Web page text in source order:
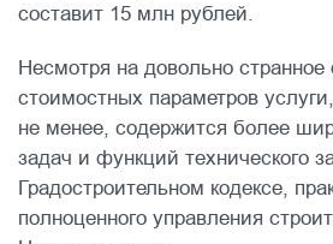
составит 15 млн рублей.
Несмотря на довольно странное
стоимостных параметров
не менее, содержится более
задач и функций технического
Градостроительном кодексе,
полноценного управления